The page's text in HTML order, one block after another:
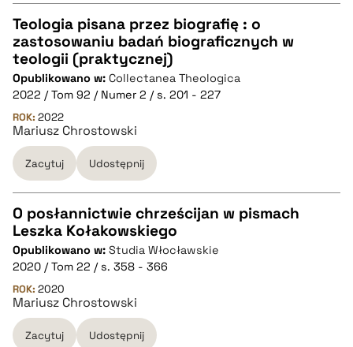
pobierz cytat
CZYSTY TEKST
pobierz cytat
BIBTEX
pobierz cytat
Teologia pisana przez biografię : o
zastosowaniu badań biograficznych w
teologii (praktycznej)
Opublikowano w: Collectanea Theologica
2022 / Tom 92 / Numer 2 / s. 201 - 227
ROK: 2022
Mariusz Chrostowski
Zacytuj Udostępnij
CZYSTY TEKST
pobierz cytat
BIBTEX
O posłannictwie chrześcijan w pismach
Leszka Kołakowskiego
Opublikowano w: Studia Włocławskie
2020 / Tom 22 / s. 358 - 366
ROK: 2020
Mariusz Chrostowski
Zacytuj Udostępnij